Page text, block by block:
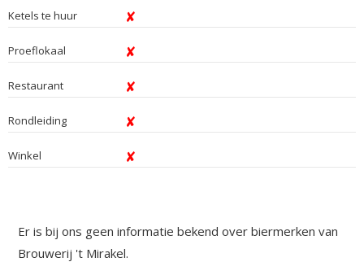
Ketels te huur
Proeflokaal
Restaurant
Rondleiding
Winkel
Er is bij ons geen informatie bekend over biermerken van
Brouwerij 't Mirakel.